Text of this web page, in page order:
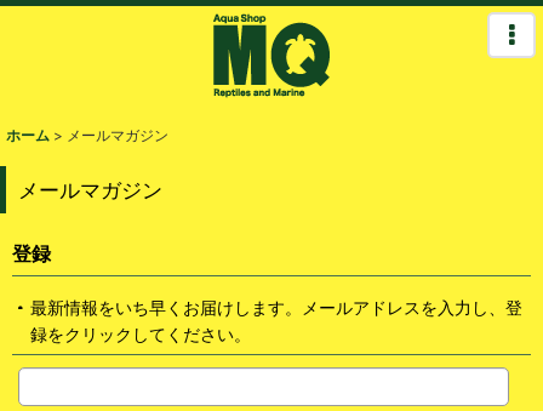
ホーム > メールマガジン
メールマガジン
登録
最新情報をいち早くお届けします。メールアドレスを入力し、登
録をクリックしてください。